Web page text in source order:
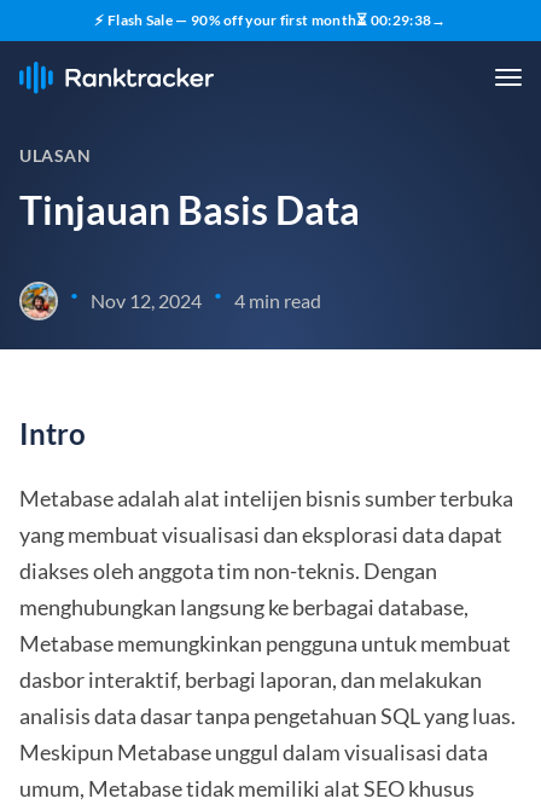
⚡ Flash Sale — 90% off your first month⏳ 00:29:37→
ULASAN
Tinjauan Basis Data
• Nov 12, 2024 • 4 min read
Intro
Metabase adalah alat intelijen bisnis sumber terbuka
yang membuat visualisasi dan eksplorasi data dapat
diakses oleh anggota tim non-teknis. Dengan
menghubungkan langsung ke berbagai database,
Metabase memungkinkan pengguna untuk membuat
dasbor interaktif, berbagi laporan, dan melakukan
analisis data dasar tanpa pengetahuan SQL yang luas.
Meskipun Metabase unggul dalam visualisasi data
umum, Metabase tidak memiliki alat SEO khusus